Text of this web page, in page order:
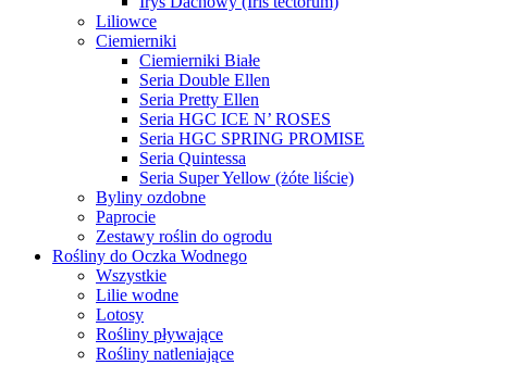
Liliowce
Ciemierniki
Ciemierniki Białe
Seria Double Ellen
Seria Pretty Ellen
Seria HGC ICE N’ ROSES
Seria HGC SPRING PROMISE
Seria Quintessa
Seria Super Yellow (żóte liście)
Byliny ozdobne
Paprocie
Zestawy roślin do ogrodu
Rośliny do Oczka Wodnego
Wszystkie
Lilie wodne
Lotosy
Rośliny pływające
Rośliny natleniające